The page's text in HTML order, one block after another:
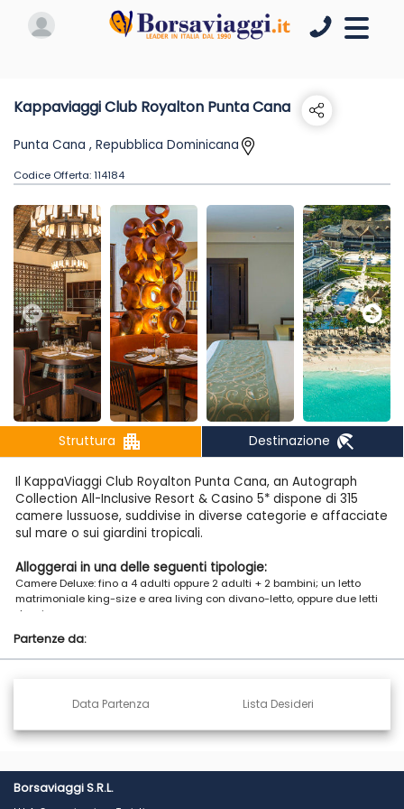
Kappaviaggi Club Royalton Punta Cana
Punta Cana , Repubblica Dominicana
Codice Offerta:114184
Struttura apartment Destinazione beach_access
Il KappaViaggi Club Royalton Punta Cana, an Autograph
Collection All-Inclusive Resort & Casino 5* dispone di 315
camere lussuose, suddivise in diverse categorie e affacciate
sul mare o sui giardini tropicali.
Alloggerai in una delle seguenti tipologie:
Camere Deluxe: fino a 4 adulti oppure 2 adulti + 2 bambini; un letto
matrimoniale king-size e area living con divano-letto, oppure due letti
doppi.
Camere Deluxe Vista Oceano: fino a 4 adulti oppure 2 adulti
+ 2 bambini.
Camere Deluxe Diamond Club: fino a 4 adulti oppure 2 adulti
qualità, aria condizionata e ventilatore a soffitto, macchina
per il caffè, minibar rifornito quotidianamente (bibite,
Partenze da:
Data Partenza Lista Desideri
Borsaviaggi S.R.L.